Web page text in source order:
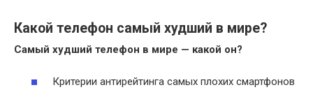
Какой телефон самый худший в мире?
Самый худший телефон в мире — какой он?
Критерии антирейтинга самых плохих смартфонов